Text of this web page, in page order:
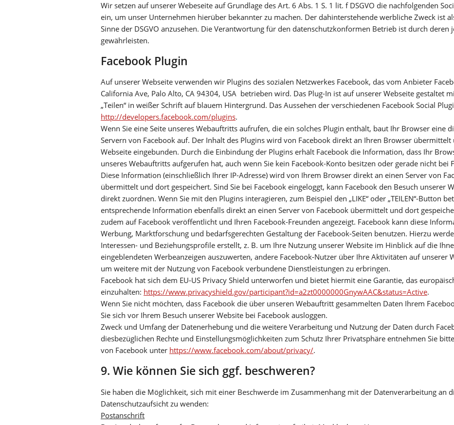
Wir setzen auf unserer Webeseite auf Grundlage des Art. 6 Abs. 1 S. 1 lit. f DSGVO die nachfolgenden
ein, um unser Unternehmen hierüber bekannter zu machen. Der dahinterstehende werbliche Zweck ist
Sinne der DSGVO anzusehen. Die Verantwortung für den datenschutzkonformen Betrieb ist durch deren
gewährleisten.
Facebook Plugin
Auf unserer Webseite verwenden wir Plugins des sozialen Netzwerkes Facebook, das vom Anbieter
California Ave, Palo Alto, CA 94304, USA betrieben wird. Das Plug-In ist auf unserer Webseite gestaltet
„Teilen“ in weißer Schrift auf blauem Hintergrund. Das Aussehen der verschiedenen Facebook Social
http://developers.facebook.com/plugins.
Wenn Sie eine Seite unseres Webauftritts aufrufen, die ein solches Plugin enthält, baut Ihr Browser eine
Servern von Facebook auf. Der Inhalt des Plugins wird von Facebook direkt an Ihren Browser
Webseite eingebunden. Durch die Einbindung der Plugins erhält Facebook die Information, dass Ihr
unseres Webauftritts aufgerufen hat, auch wenn Sie kein Facebook-Konto besitzen oder gerade nicht bei
Diese Information (einschließlich Ihrer IP-Adresse) wird von Ihrem Browser direkt an einen Server von
übermittelt und dort gespeichert. Sind Sie bei Facebook eingeloggt, kann Facebook den Besuch unserer
direkt zuordnen. Wenn Sie mit den Plugins interagieren, zum Beispiel den „LIKE“ oder „TEILEN“-Button
entsprechende Information ebenfalls direkt an einen Server von Facebook übermittelt und dort
zudem auf Facebook veröffentlicht und Ihren Facebook-Freunden angezeigt. Facebook kann diese
Werbung, Marktforschung und bedarfsgerechten Gestaltung der Facebook-Seiten benutzen. Hierzu
Interessen- und Beziehungsprofile erstellt, z. B. um Ihre Nutzung unserer Website im Hinblick auf die
eingeblendeten Werbeanzeigen auszuwerten, andere Facebook-Nutzer über Ihre Aktivitäten auf unserer
um weitere mit der Nutzung von Facebook verbundene Dienstleistungen zu erbringen.
Facebook hat sich dem EU-US Privacy Shield unterworfen und bietet hiermit eine Garantie, das
einzuhalten: https://www.privacyshield.gov/participant?id=a2zt0000000GnywAAC&status=Active.
Wenn Sie nicht möchten, dass Facebook die über unseren Webauftritt gesammelten Daten Ihrem
Sie sich vor Ihrem Besuch unserer Website bei Facebook ausloggen.
Zweck und Umfang der Datenerhebung und die weitere Verarbeitung und Nutzung der Daten durch
diesbezüglichen Rechte und Einstellungsmöglichkeiten zum Schutz Ihrer Privatsphäre entnehmen Sie
von Facebook unter https://www.facebook.com/about/privacy/.
9. Wie können Sie sich ggf. beschweren?
Sie haben die Möglichkeit, sich mit einer Beschwerde im Zusammenhang mit der Datenverarbeitung an
Datenschutzaufsicht zu wenden:
Postanschrift